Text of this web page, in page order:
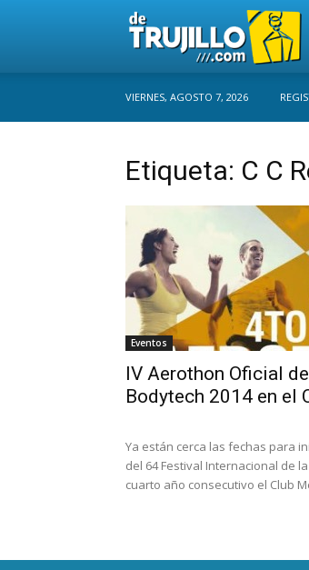
VIERNES, AGOSTO 7, 2026
Etiqueta: C C
Eventos
IV Aerothon Oficial
Bodytech 2014 en el
Ya están cerca las fechas para
del 64 Festival Internacional de
cuarto año consecutivo el Club